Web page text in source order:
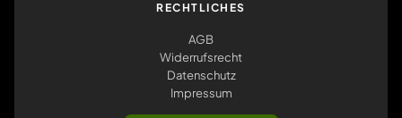
RECHTLICHES
AGB
Widerrufsrecht
Datenschutz
Impressum